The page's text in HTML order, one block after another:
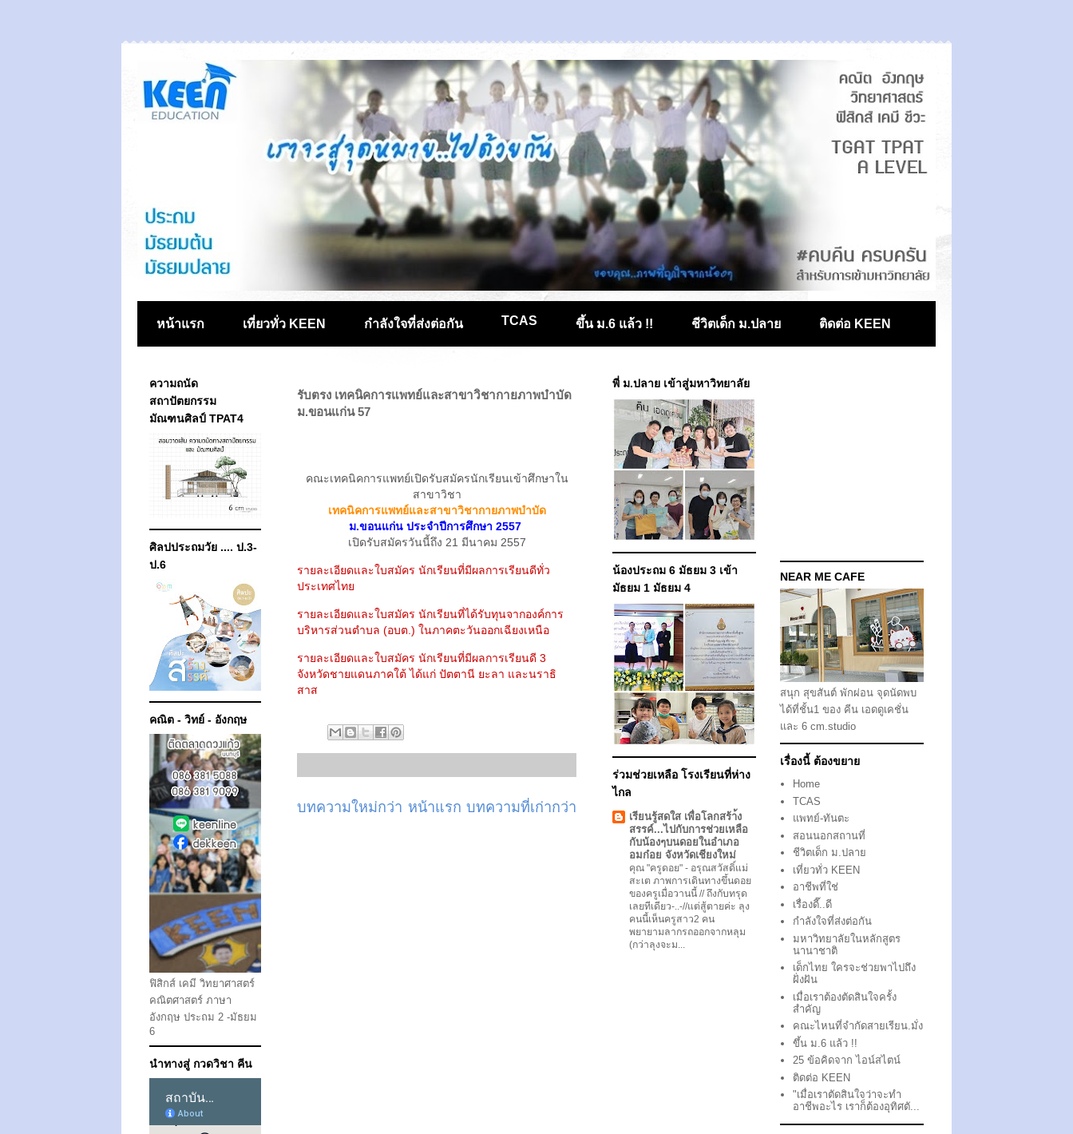
หน้าแรก เที่ยวทั่ว KEEN กำลังใจที่ส่งต่อกัน TCAS ขึ้น ม.6 แล้ว !! ชีวิตเด็ก ม.ปลาย ติดต่อ KEEN
รับตรง เทคนิคการแพทย์และสาขาวิชากายภาพบำบัด
ม.ขอนแก่น 57
คณะเทคนิคการแพทย์เปิดรับสมัครนักเรียนเข้าศึกษาใน
สาขาวิชา
เทคนิคการแพทย์และสาขาวิชากายภาพบำบัด
ม.ขอนแก่น ประจำปีการศึกษา 2557
เปิดรับสมัครวันนี้ถึง 21 มีนาคม 2557
รายละเอียดและใบสมัคร นักเรียนที่มีผลการเรียนดีทั่ว
ประเทศไทย
รายละเอียดและใบสมัคร นักเรียนที่ได้รับทุนจากองค์การ
บริหารส่วนตำบล (อบต.) ในภาคตะวันออกเฉียงเหนือ
รายละเอียดและใบสมัคร นักเรียนที่มีผลการเรียนดี 3
จังหวัดชายแดนภาคใต้ ได้แก่ ปัตตานี ยะลา และนราธิ
สาส
บทความใหม่กว่า บทความที่เก่ากว่า
หน้าแรก
ความถนัด
สถาปัตยกรรม
มัณฑนศิลป์ TPAT4
ศิลปประถมวัย .... ป.3-
ป.6
คณิต - วิทย์ - อังกฤษ
ฟิสิกส์ เคมี วิทยาศาสตร์
คณิตศาสตร์ ภาษา
อังกฤษ ประถม 2 -มัธยม
6
นำทางสู่ กวดวิชา คีน
พี่ ม.ปลาย เข้าสู่มหาวิทยาลัย
น้องประถม 6 มัธยม 3 เข้า
มัธยม 1 มัธยม 4
ร่วมช่วยเหลือ โรงเรียนที่ห่าง
ไกล
เรียนรู้สดใส เพื่อโลกสร้า้ง
สรรค์...ไปกับการช่วยเหลือ
กับน้องๆบนดอยในอำเภอ
อมก๋อย จังหวัดเชียงใหม่
คุณ "ครูดอย" - อรุณสวัสดิ์แม่
สะเต ภาพการเดินทางขึ้นดอย
ของครูเมื่อวานนี้ // ถึงกับทรุด
เลยทีเดียว-..-//แต่สู้ตายค่ะ ลุง
คนนี้เห็นครูสาว2 คน
พยายามลากรถออกจากหลุม
(กว่าลุงจะม...
NEAR ME CAFE
สนุก สุขสันต์ พักผ่อน จุดนัดพบ
ได้ที่ชั้น1 ของ คีน เอดดูเคชั่น
และ 6 cm.studio
เรื่องนี้ ต้องขยาย
Home
TCAS
แพทย์-ทันตะ
สอนนอกสถานที่
ชีวิตเด็ก ม.ปลาย
เที่ยวทั่ว KEEN
อาชีพที่ใช่
เรื่องดี๊..ดี
กำลังใจที่ส่งต่อกัน
มหาวิทยาลัยในหลักสูตร
นานาชาติ
เด็กไทย ใครจะช่วยพาไปถึง
ฝั่งฝัน
เมื่อเราต้องตัดสินใจครั้ง
สำคัญ
คณะไหนที่จำกัดสายเรียน.มั่ง
ขึ้น ม.6 แล้ว !!
25 ข้อคิดจาก ไอน์สไตน์
ติดต่อ KEEN
"เมื่อเราตัดสินใจว่าจะทำ
อาชีพอะไร เราก็ต้องอุทิศตั...